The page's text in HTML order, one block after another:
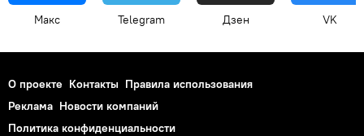
Макс Telegram Дзен VK
О проекте Контакты Правила использования
Реклама Новости компаний
Политика конфиденциальности